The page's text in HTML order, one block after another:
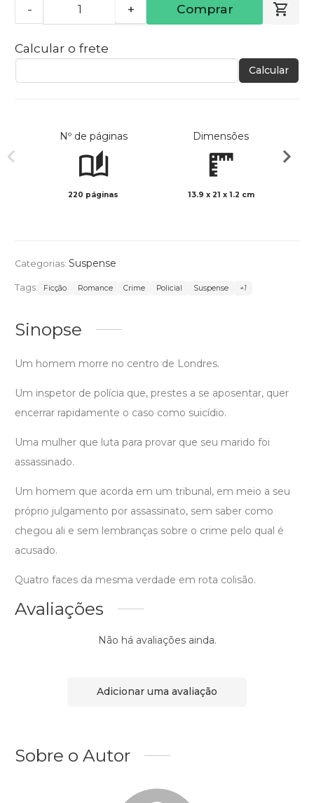
- + Comprar
Calcular o frete
Calcular
Nº de páginas
220 páginas
Dimensões
13.9 x 21 x 1.2 cm
Categorias: Suspense
Tags: Ficção Romance Crime Policial Suspense +1
Sinopse
Um homem morre no centro de Londres.
Um inspetor de polícia que, prestes a se aposentar, quer
encerrar rapidamente o caso como suicídio.
Uma mulher que luta para provar que seu marido foi
assassinado.
Um homem que acorda em um tribunal, em meio a seu
próprio julgamento por assassinato, sem saber como
chegou ali e sem lembranças sobre o crime pelo qual é
acusado.
Quatro faces da mesma verdade em rota colisão.
Avaliações
Não há avaliações ainda.
Adicionar uma avaliação
Sobre o Autor